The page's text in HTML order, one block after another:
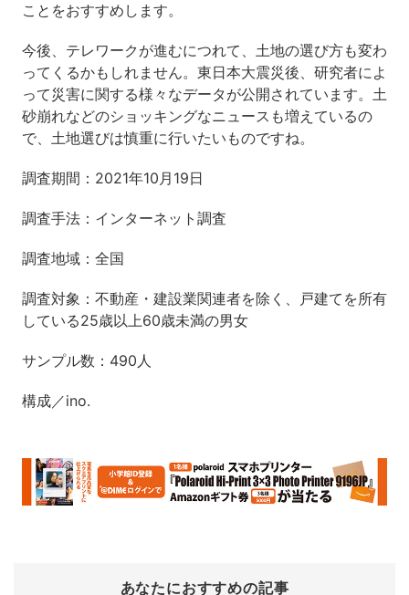
ことをおすすめします。
今後、テレワークが進むにつれて、土地の選び方も変わ
ってくるかもしれません。東日本大震災後、研究者によ
って災害に関する様々なデータが公開されています。土
砂崩れなどのショッキングなニュースも増えているの
で、土地選びは慎重に行いたいものですね。
調査期間：2021年10月19日
調査手法：インターネット調査
調査地域：全国
調査対象：不動産・建設業関連者を除く、戸建てを所有
している25歳以上60歳未満の男女
サンプル数：490人
構成／ino.
あなたにおすすめの記事